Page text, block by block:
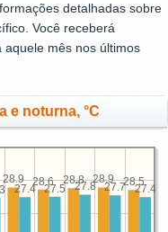
detalhadas sobre
Você receberá
aquele mês nos últimos
e noturna, °C
28.5
28.9
28.8
28.6
28.9
27.4
27.7
27.8
27.5
27.4